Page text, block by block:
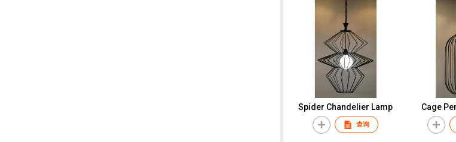
Spider Chandelier Lamp
查询
Cage